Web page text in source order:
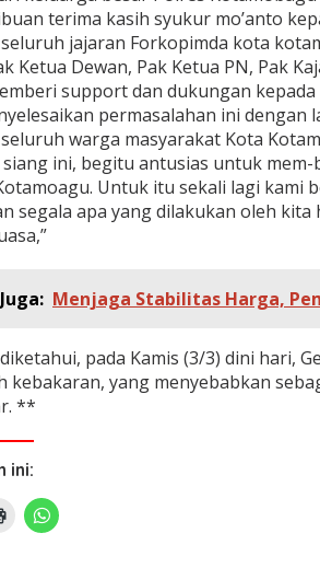
terima kasih syukur mo’anto
jajaran Forkopimda kota
Ketua Dewan, Pak Ketua PN, Pak
support dan dukungan
permasalahan ini dengan
warga masyarakat Kota
ini, begitu antusias untuk
Untuk itu sekali lagi kami
segala apa yang dilakukan oleh
Menjaga Stabilitas Harga,
pada Kamis (3/3) dini hari,
kebakaran, yang menyebabkan
**
ini: